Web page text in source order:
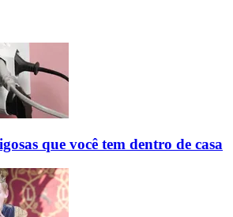
que você tem dentro de casa